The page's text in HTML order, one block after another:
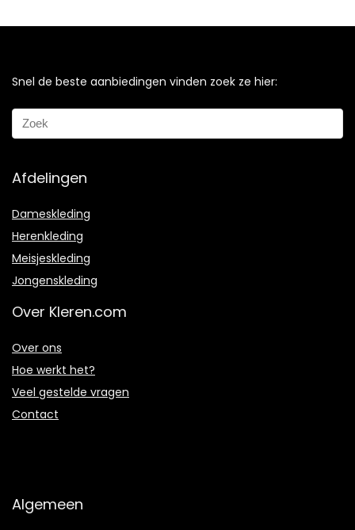
Snel de beste aanbiedingen vinden zoek ze hier:
Afdelingen
Dameskleding
Herenkleding
Meisjeskleding
Jongenskleding
Over Kleren.com
Over ons
Hoe werkt het?
Veel gestelde vragen
Contact
Algemeen